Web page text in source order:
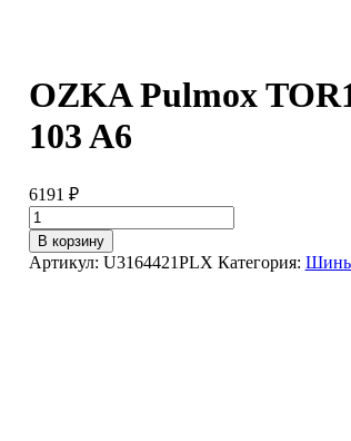
OZKA Pulmox
103 A6
6191 ₽
Количество
товара
OZKA
Pulmox
В корзину
Артикул: U3164421PLX Категория: